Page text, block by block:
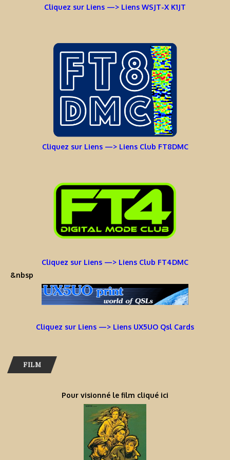
Cliquez sur Liens —> Liens WSJT-X K1JT
Cliquez sur Liens —> Liens Club FT8DMC
Cliquez sur Liens —> Liens Club FT4DMC
&nbsp
Cliquez sur Liens —> Liens UX5UO Qsl Cards
FILM
Pour visionné le film cliqué ici